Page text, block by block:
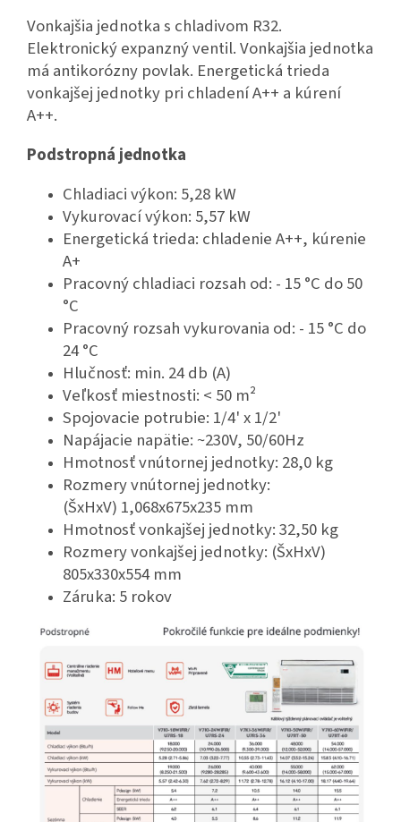
Vonkajšia jednotka s chladivom R32.
Elektronický expanzný ventil. Vonkajšia jednotka
má antikorózny povlak. Energetická trieda
vonkajšej jednotky pri chladení A++ a kúrení
A++.
Podstropná jednotka
Chladiaci výkon: 5,28 kW
Vykurovací výkon: 5,57 kW
Energetická trieda: chladenie A++, kúrenie
A+
Pracovný chladiaci rozsah od: - 15 °C do 50
°C
Pracovný rozsah vykurovania od: - 15 °C do
24 °C
Hlučnosť: min. 24 db (A)
Veľkosť miestnosti: < 50 m²
Spojovacie potrubie: 1/4' x 1/2'
Napájacie napätie: ~230V, 50/60Hz
Hmotnosť vnútornej jednotky: 28,0 kg
Rozmery vnútornej jednotky:
(ŠxHxV) 1,068x675x235 mm
Hmotnosť vonkajšej jednotky: 32,50 kg
Rozmery vonkajšej jednotky: (ŠxHxV)
805x330x554 mm
Záruka: 5 rokov